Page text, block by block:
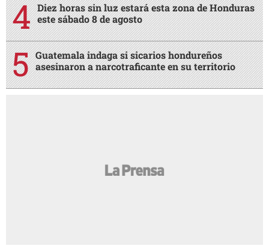
Diez horas sin luz estará esta zona de Honduras
este sábado 8 de agosto
Guatemala indaga si sicarios hondureños
asesinaron a narcotraficante en su territorio